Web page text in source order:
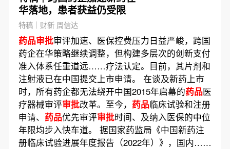
华落地，患者获益仍受限
特稿｜财新 周信达
药品审批审评加速、医保控费压力日益严峻，跨国
药企在华策略继续调整，但构建多层次的创新支付
准入体系任重道远……疗法认定。目前，其片剂和
注射液已在中国提交上市申请。 在谈及新药上市
时，所有药企都无法绕开中国2015年启幕的药品医
疗器械审评审批改革。至今， 药品临床试验和注册
申请、 药品优先审评审批时间、及纳入医保的中位
年限均步入快车道。 据国家药监局《中国新药注
册临床试验进展年度报告（2022年）》，国内……